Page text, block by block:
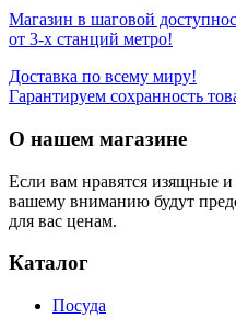
Магазин в шаговой
от 3-х станций метро!
Доставка по всему миру!
Гарантируем сохранность
О нашем магазине
Если вам нравятся изящные
вашему вниманию будут
для вас ценам.
Каталог
Посуда